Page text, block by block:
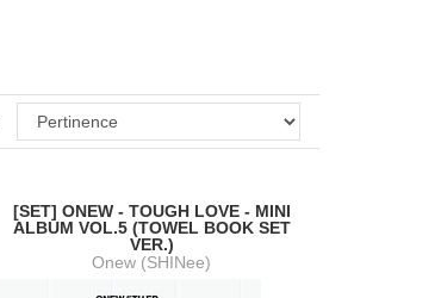
[SET] ONEW - TOUGH LOVE - MINI
ALBUM VOL.5 (TOWEL BOOK SET
VER.)
Onew (SHINee)